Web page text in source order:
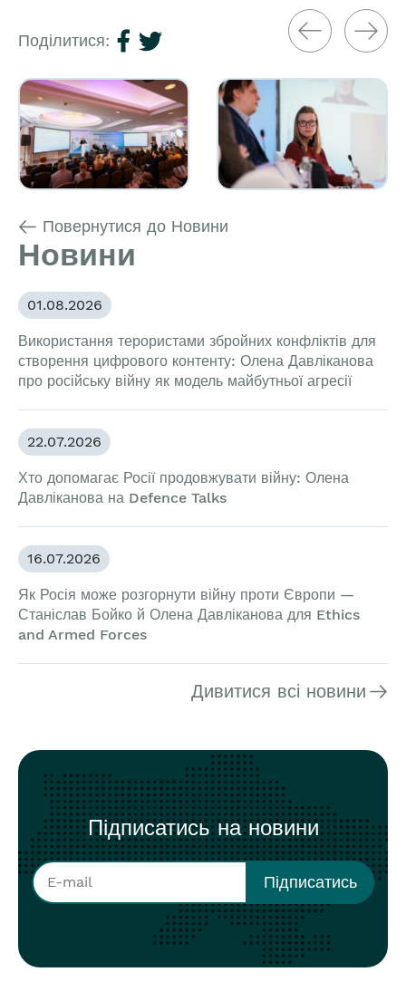
Поділитися:
Повернутися до Новини
Новини
01.08.2026
Використання терористами збройних конфліктів для
створення цифрового контенту: Олена Давліканова
про російську війну як модель майбутньої агресії
22.07.2026
Хто допомагає Росії продовжувати війну: Олена
Давліканова на Defence Talks
16.07.2026
Як Росія може розгорнути війну проти Європи —
Станіслав Бойко й Олена Давліканова для Ethics
and Armed Forces
Дивитися всі новини
Підписатись на новини